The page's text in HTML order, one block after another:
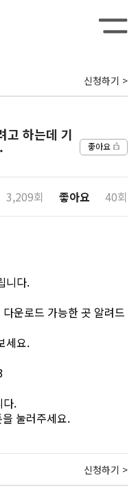
신청하기 >
고 하는데 기
좋아요
3,209회 좋아요 40회
니다.
운로드 가능한 곳 알려드
세요.
다.
눌러주세요.
신청하기 >